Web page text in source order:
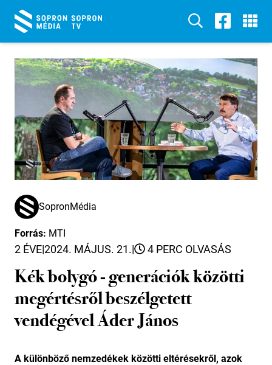
SopronMédia
Forrás: MTI
2 ÉVE|2024. MÁJUS. 21.| 4 PERC OLVASÁS
Kék bolygó - generációk közötti
megértésről beszélgetett
vendégével Áder János
A különböző nemzedékek közötti eltérésekről, azok